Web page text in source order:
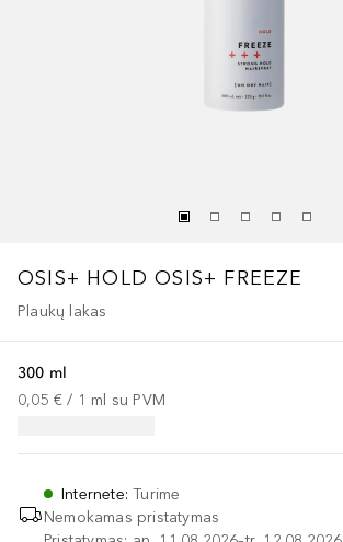
OSIS+ HOLD OSIS+ FREEZE
Plaukų lakas
300 ml
0,05 € / 1 ml su PVM
Internete:Turime
Nemokamas pristatymas